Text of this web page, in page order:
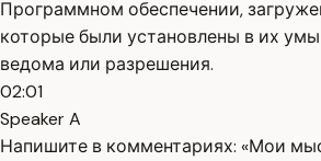
Программном обеспечении,
которые были установлены в их
ведома или разрешения.
02:01
Speaker A
Напишите в комментариях: «Мои